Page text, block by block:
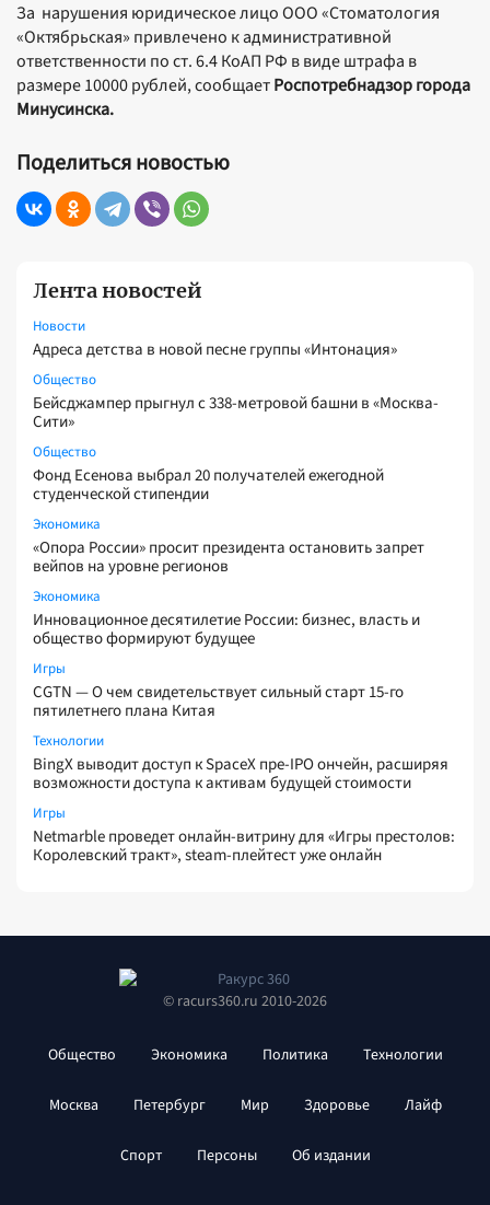
Лента новостей
Новости
Адреса детства в новой песне группы «Интонация»
Общество
Бейсджампер прыгнул с 338-метровой башни в «Москва-
Сити»
Общество
Фонд Есенова выбрал 20 получателей ежегодной
студенческой стипендии
Экономика
«Опора России» просит президента остановить запрет
вейпов на уровне регионов
Экономика
Инновационное десятилетие России: бизнес, власть и
общество формируют будущее
Игры
CGTN — О чем свидетельствует сильный старт 15-го
пятилетнего плана Китая
Технологии
BingX выводит доступ к SpaceX пре-IPO ончейн, расширяя
возможности доступа к активам будущей стоимости
Игры
Netmarble проведет онлайн-витрину для «Игры престолов:
Королевский тракт», steam-плейтест уже онлайн
За нарушения юридическое лицо ООО «Стоматология
«Октябрьская» привлечено к административной
ответственности по ст. 6.4 КоАП РФ в виде штрафа в
размере 10000 рублей, сообщаетРоспотребнадзор города
Минусинска.
Поделиться новостью
© racurs360.ru 2010-2026
Общество Экономика Политика Технологии
Москва Петербург Мир Здоровье Лайф
Спорт Персоны Об издании